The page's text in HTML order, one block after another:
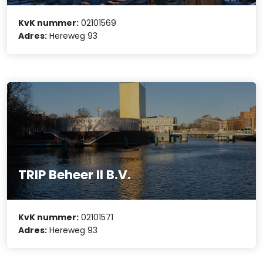
KvK nummer: 02101569
Adres: Hereweg 93
TRIP Beheer II B.V.
KvK nummer: 02101571
Adres: Hereweg 93